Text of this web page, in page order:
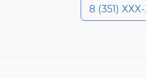
8 (351)